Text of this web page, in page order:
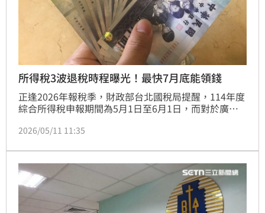
所得稅3波退稅時程曝光！最快7月底能領錢
正逢2026年報稅季，財政部台北國稅局提醒，114年度
綜合所得稅申報期間為5月1日至6月1日，而對於廣大
款，申報方式與遞送時間將是決定先後順序的關鍵，並
2026/05/11 11:35